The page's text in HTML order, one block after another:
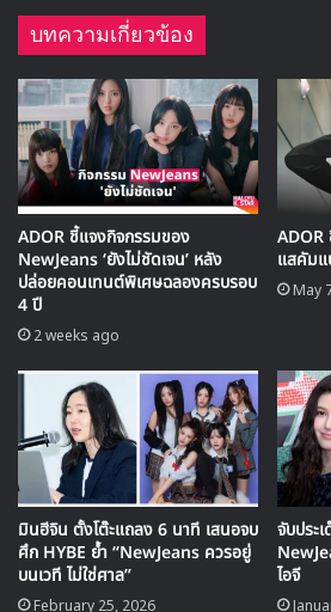
🎙GYUBIN ปลื้มเมืองไทยขนาด
MV เพลงใหม่ LIKE U
▶ คลิกดูสัมภาษณ์พิ
NewJeans ไม่เพียงครองอันดับ
ชาร์ต Genie และ Bugs จากอันดับ 1
สัปดาห์ จากทั้ง 3 เพลงคือ ‘Ditto’
นอกจาก “Hype Boy” แล้ว เพลงเดบิ
NewJeans “Attention” ยังติดอันดับ
7 ใน Melon และ Bugs โดยเพลงเด
มาเมื่อกว่า 7 เดือนก่อนนี้ ยังคงรักษา
บทความเกี่ยวข้อง
ADOR ชี้แจงกิจกรรมของ
NewJeans ‘ยังไม่ชัดเจน’ หลัง
ปล่อยคอนเทนต์พิเศษฉลองครบรอบ
4 ปี
2 weeks ago
ADOR
แสคัม
May
มินฮีจิน ตั้งโต๊ะแถลง 6 นาที เสนอจบ
ศึก HYBE ย้ำ “NewJeans ควรอยู่
บนเวที ไม่ใช่ศาล”
February 25, 2026
จับประ
ไอจี